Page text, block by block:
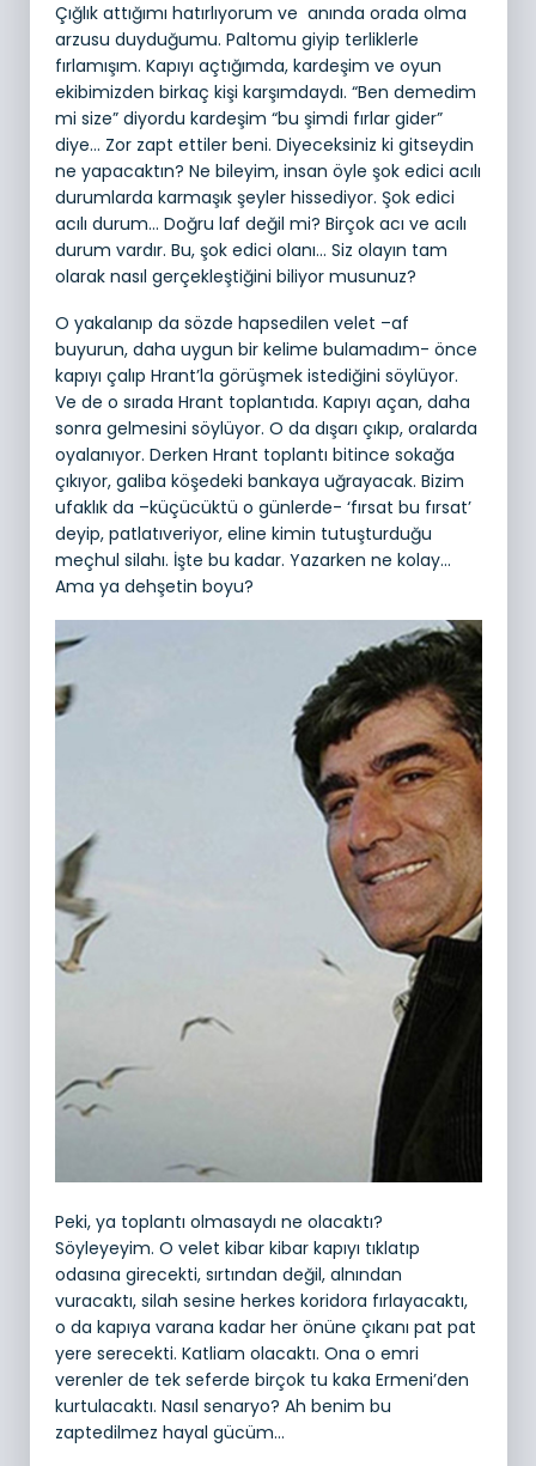
Çığlık attığımı hatırlıyorum ve anında orada olma
arzusu duyduğumu. Paltomu giyip terliklerle
fırlamışım. Kapıyı açtığımda, kardeşim ve oyun
ekibimizden birkaç kişi karşımdaydı. “Ben demedim
mi size” diyordu kardeşim “bu şimdi fırlar gider”
diye… Zor zapt ettiler beni. Diyeceksiniz ki gitseydin
ne yapacaktın? Ne bileyim, insan öyle şok edici acılı
durumlarda karmaşık şeyler hissediyor. Şok edici
acılı durum… Doğru laf değil mi? Birçok acı ve acılı
durum vardır. Bu, şok edici olanı… Siz olayın tam
olarak nasıl gerçekleştiğini biliyor musunuz?
O yakalanıp da sözde hapsedilen velet –af
buyurun, daha uygun bir kelime bulamadım- önce
kapıyı çalıp Hrant’la görüşmek istediğini söylüyor.
Ve de o sırada Hrant toplantıda. Kapıyı açan, daha
sonra gelmesini söylüyor. O da dışarı çıkıp, oralarda
oyalanıyor. Derken Hrant toplantı bitince sokağa
çıkıyor, galiba köşedeki bankaya uğrayacak. Bizim
ufaklık da –küçücüktü o günlerde- ‘fırsat bu fırsat’
deyip, patlatıveriyor, eline kimin tutuşturduğu
meçhul silahı. İşte bu kadar. Yazarken ne kolay…
Ama ya dehşetin boyu?
Peki, ya toplantı olmasaydı ne olacaktı?
Söyleyeyim. O velet kibar kibar kapıyı tıklatıp
odasına girecekti, sırtından değil, alnından
vuracaktı, silah sesine herkes koridora fırlayacaktı,
o da kapıya varana kadar her önüne çıkanı pat pat
yere serecekti. Katliam olacaktı. Ona o emri
verenler de tek seferde birçok tu kaka Ermeni’den
kurtulacaktı. Nasıl senaryo? Ah benim bu
zaptedilmez hayal gücüm…